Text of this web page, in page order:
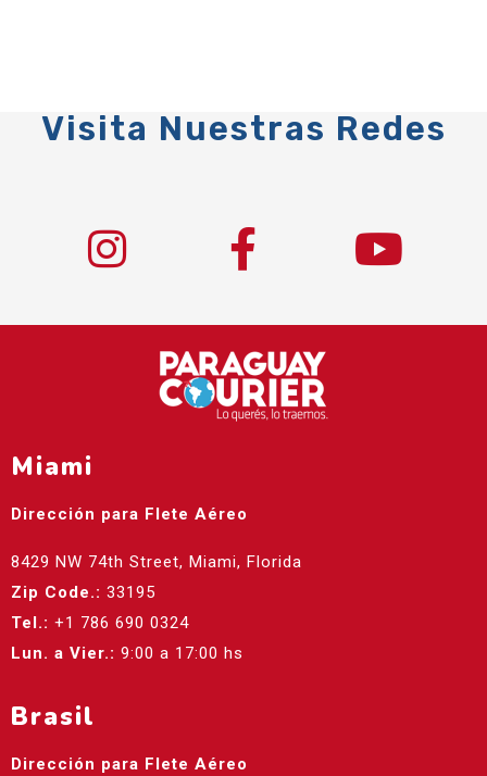
Visita Nuestras Redes
Miami
Dirección para Flete Aéreo
8429 NW 74th Street, Miami, Florida
Zip Code.: 33195
Tel.: +1 786 690 0324
Lun. a Vier.: 9:00 a 17:00 hs
Brasil
Dirección para Flete Aéreo